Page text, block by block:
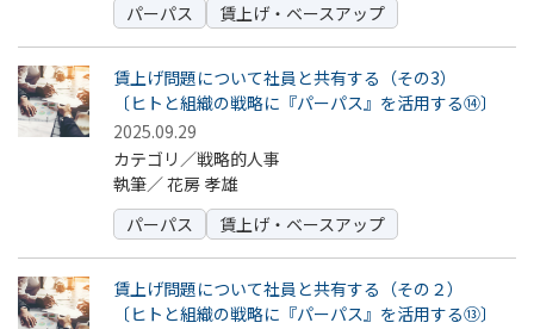
パーパス
賃上げ・ベースアップ
賃上げ問題について社員と共有する（その3）
〔ヒトと組織の戦略に『パーパス』を活用する⑭〕
2025.09.29
カテゴリ／戦略的人事
執筆／花房 孝雄
パーパス
賃上げ・ベースアップ
賃上げ問題について社員と共有する（その２）
〔ヒトと組織の戦略に『パーパス』を活用する⑬〕